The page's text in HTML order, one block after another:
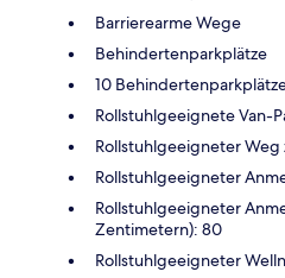
Barrierearme Wege
Behindertenparkplätze
10
Rollstuhlgeeignete Van-
Rollstuhlgeeigneter Weg
Rollstuhlgeeigneter
Rollstuhlgeeigneter
Zentimetern): 80
Rollstuhlgeeigneter